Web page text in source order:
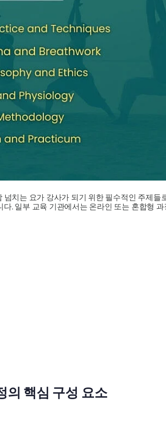
치는 요가 강사가 되기 위한 필수적인 주제
. 일부 교육 기관에서는 온라인 또는 혼합형
의 핵심 구성 요소